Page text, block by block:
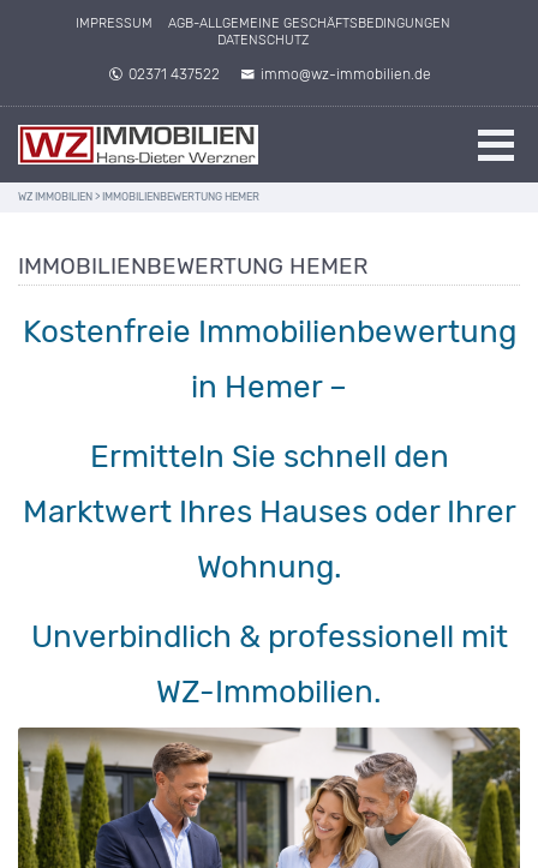
IMPRESSUM
AGB-ALLGEMEINE GESCHÄFTSBEDINGUNGEN
DATENSCHUTZ
02371 437522 immo@wz-immobilien.de
WZ IMMOBILIEN > IMMOBILIENBEWERTUNG HEMER
IMMOBILIENBEWERTUNG HEMER
Kostenfreie Immobilienbewertung
in Hemer –
Ermitteln Sie schnell den
Marktwert Ihres Hauses oder Ihrer
Wohnung.
Unverbindlich & professionell mit
WZ-Immobilien.